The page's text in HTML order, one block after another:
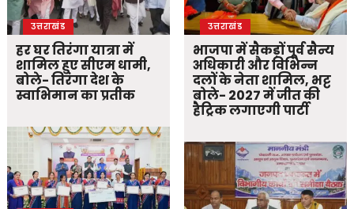
उत्तराखंड
हर घर तिरंगा यात्रा में
शामिल हुए सीएम धामी,
बोले- तिरंगा देश के
स्वाभिमान का प्रतीक
उत्तराखंड
भाजपा में सैकड़ों पूर्व सैन्य
अधिकारी और विभिन्न
दलों के नेता शामिल, भट्ट
बोले- 2027 में जीत की
हैट्रिक लगाएगी पार्टी